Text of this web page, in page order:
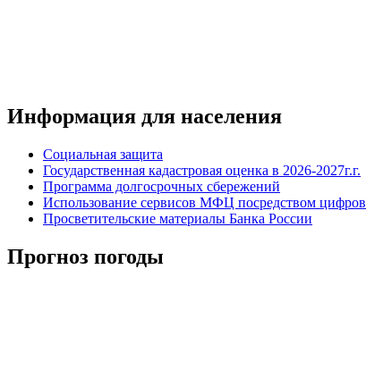
Информация для населения
Социальная защита
Государственная кадастровая оценка в 2026-2027г.г.
Программа долгосрочных сбережений
Использование сервисов МФЦ посредством
Просветительские материалы Банка России
Прогноз погоды